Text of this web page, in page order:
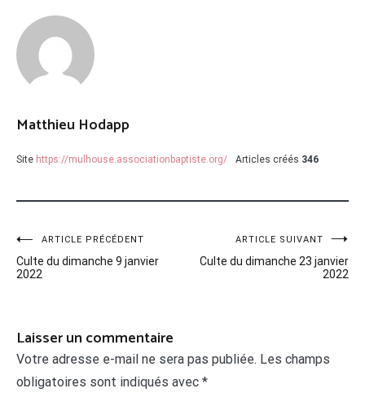
Matthieu Hodapp
Site https://mulhouse.associationbaptiste.org/ Articles créés 346
Navigation
de
ARTICLE PRÉCÉDENT
Culte du dimanche 9 janvier
2022
ARTICLE SUIVANT
Culte du dimanche 23 janvier
2022
Laisser un commentaire
Votre adresse e-mail ne sera pas publiée. Les champs
obligatoires sont indiqués avec *